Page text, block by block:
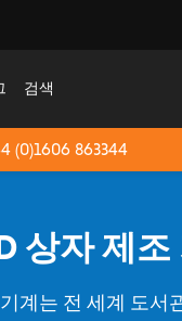
검색
(0)1606 863344
상자 제
계는 전 세계 도